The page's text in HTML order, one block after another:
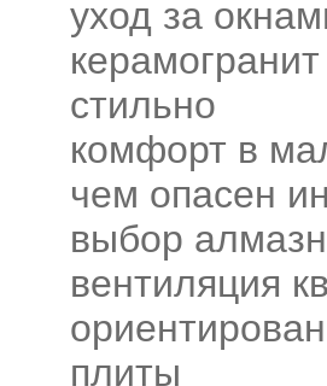
уход за
стильно
комфорт в
чем опасен
выбор
вентиляция
плиты